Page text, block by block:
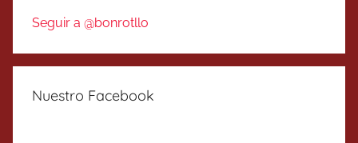
Seguir a @bonrotllo
Nuestro Facebook